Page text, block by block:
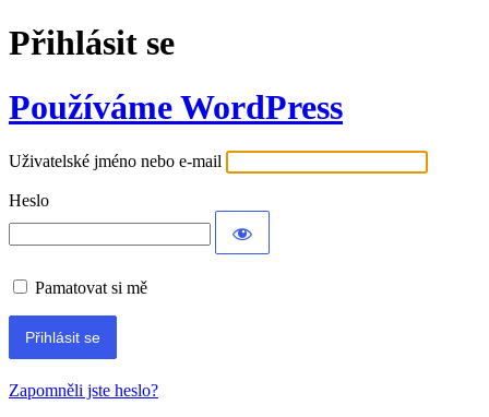
Přihlásit se
Používáme WordPress
Uživatelské jméno nebo e-mail
Heslo
Pamatovat si mě
Alternative:
Zapomněli jste heslo?